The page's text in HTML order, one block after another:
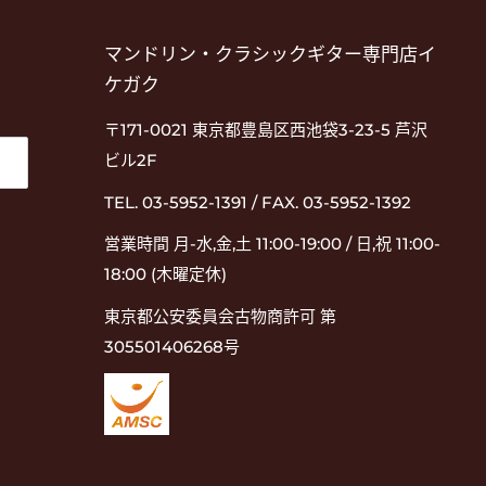
マンドリン・クラシックギター専門店イ
ケガク
〒171-0021 東京都豊島区西池袋3-23-5 芦沢
ビル2F
TEL. 03-5952-1391 / FAX. 03-5952-1392
営業時間 月-水,金,土 11:00-19:00 / 日,祝 11:00-
18:00 (木曜定休)
東京都公安委員会古物商許可 第
305501406268号